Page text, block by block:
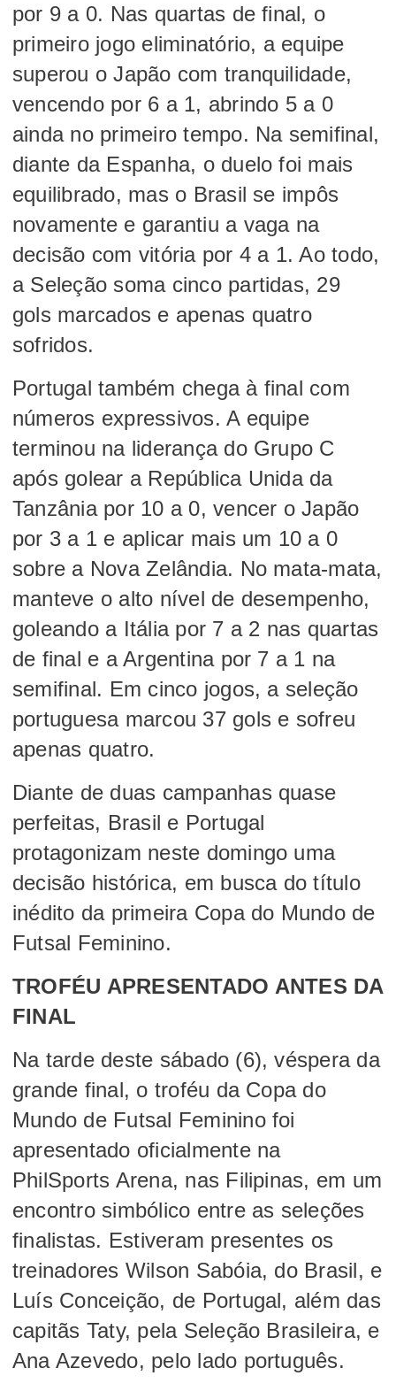
por 9 a 0. Nas quartas de final, o
primeiro jogo eliminatório, a equipe
superou o Japão com tranquilidade,
vencendo por 6 a 1, abrindo 5 a 0
ainda no primeiro tempo. Na semifinal,
diante da Espanha, o duelo foi mais
equilibrado, mas o Brasil se impôs
novamente e garantiu a vaga na
decisão com vitória por 4 a 1. Ao todo,
a Seleção soma cinco partidas, 29
gols marcados e apenas quatro
sofridos.
Portugal também chega à final com
números expressivos. A equipe
terminou na liderança do Grupo C
após golear a República Unida da
Tanzânia por 10 a 0, vencer o Japão
por 3 a 1 e aplicar mais um 10 a 0
sobre a Nova Zelândia. No mata-mata,
manteve o alto nível de desempenho,
goleando a Itália por 7 a 2 nas quartas
de final e a Argentina por 7 a 1 na
semifinal. Em cinco jogos, a seleção
portuguesa marcou 37 gols e sofreu
apenas quatro.
Diante de duas campanhas quase
perfeitas, Brasil e Portugal
protagonizam neste domingo uma
decisão histórica, em busca do título
inédito da primeira Copa do Mundo de
Futsal Feminino.
TROFÉU APRESENTADO ANTES DA
FINAL
Na tarde deste sábado (6), véspera da
grande final, o troféu da Copa do
Mundo de Futsal Feminino foi
apresentado oficialmente na
PhilSports Arena, nas Filipinas, em um
encontro simbólico entre as seleções
finalistas. Estiveram presentes os
treinadores Wilson Sabóia, do Brasil, e
Luís Conceição, de Portugal, além das
capitãs Taty, pela Seleção Brasileira, e
Ana Azevedo, pelo lado português.